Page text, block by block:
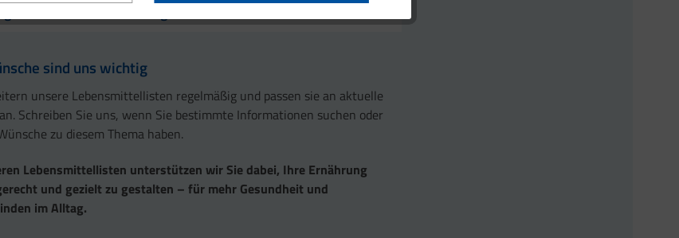
sind uns wichtig
unsere Lebensmittellisten regelmäßig und passen sie an aktuelle
Schreiben Sie uns, wenn Sie bestimmte Informationen suchen oder
zu diesem Thema haben.
Lebensmittellisten unterstützen wir Sie dabei, Ihre Ernährung
und gezielt zu gestalten – für mehr Gesundheit und
im Alltag.